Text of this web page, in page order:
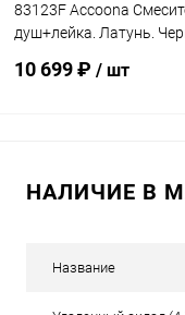
83123F Accoona
душ+лейка. Латунь.
10 699 ₽ / шт
НАЛИЧИЕ В
Название